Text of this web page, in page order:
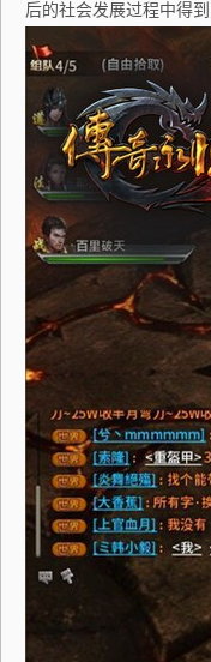
后的社会发展过程中得